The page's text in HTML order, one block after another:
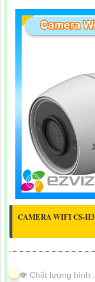
CAMERA WIFI CS-
👁 Chất lượng hình :